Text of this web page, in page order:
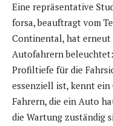
Eine repräsentative
forsa, beauftragt vom
Continental, hat erneut
Autofahrern
Profiltiefe für die
essenziell ist, kennt
Fahrern, die ein Auto
die Wartung zuständig